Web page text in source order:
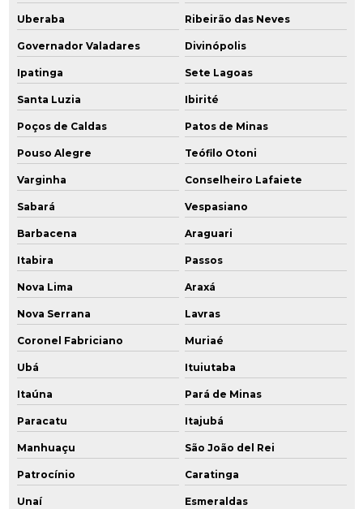
Plano de desativação
Plano de desativação ambiental
Plano de desativação cetesb
Plano de desativação e declaração de encerramento
Plano de desativação do empreendimento cetesb
Plano de desativação de empreendimento
Plano de desativação de posto de combustível
Plano de gerenciamento ambiental
Plano de intervenção ambiental
Plano de intervenção áreas contaminadas
Poço de monitoramento
Poço de monitoramento de água subterrânea
Poço de monitoramento ambiental
Poço de monitoramento multiníveis
Uberaba Ribeirão das Neves
Governador Valadares Divinópolis
Ipatinga Sete Lagoas
Santa Luzia Ibirité
Poços de Caldas Patos de Minas
Pouso Alegre Teófilo Otoni
Varginha Conselheiro Lafaiete
Sabará Vespasiano
Barbacena Araguari
Itabira Passos
Nova Lima Araxá
Nova Serrana Lavras
Coronel Fabriciano Muriaé
Ubá Ituiutaba
Itaúna Pará de Minas
Paracatu Itajubá
Manhuaçu São João del Rei
Patrocínio Caratinga
Unaí Esmeraldas